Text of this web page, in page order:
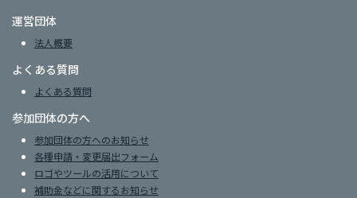
運営団体
法人概要
よくある質問
よくある質問
参加団体の方へ
参加団体の方へのお知らせ
各種申請・変更届出フォーム
ロゴやツールの活用について
補助金などに関するお知らせ